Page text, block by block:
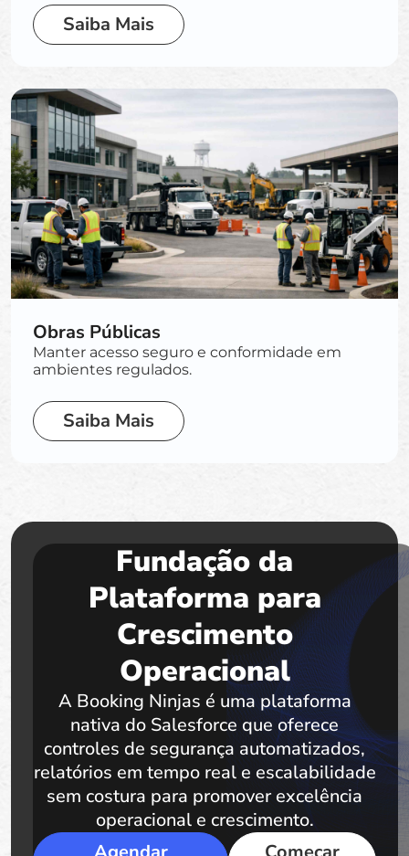
Saiba Mais
Obras Públicas
Manter acesso seguro e conformidade em
ambientes regulados.
Saiba Mais
Fundação da
Plataforma para
Crescimento
Operacional
A Booking Ninjas é uma plataforma
nativa do Salesforce que oferece
controles de segurança automatizados,
relatórios em tempo real e escalabilidade
sem costura para promover excelência
operacional e crescimento.